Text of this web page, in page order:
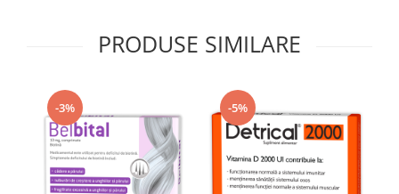
PRODUSE SIMILARE
-3% -5%